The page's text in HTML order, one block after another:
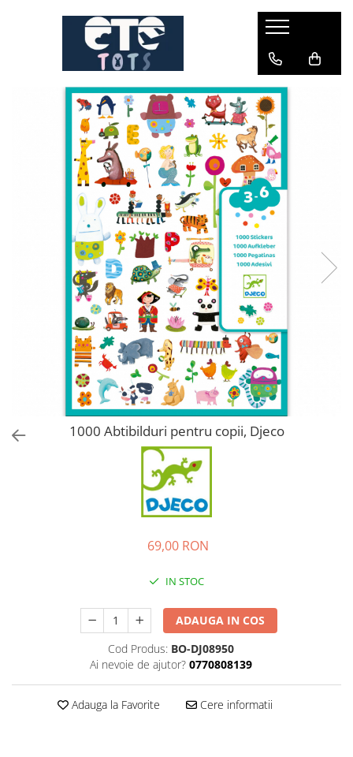
CĂRUCIOARE & SCAUNE AUTO
cărucioare YOYO
cărucioare NUNA
cărucioare U-GROW
scaune auto pentru avion
accesorii cărucioare
accesorii scaun auto
accesorii scaun avion
1000 Abtibilduri pentru copii, Djeco
69,00 RON
IN STOC
ADAUGA IN COS
Cod Produs: BO-DJ08950
Ai nevoie de ajutor? 0770808139
Adauga la Favorite Cere informatii